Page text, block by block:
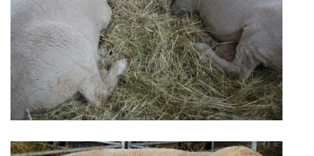
CHOV NUTRIÍ
EKOLOGICKÉ ZEMĚDĚLSTVÍ
PŘEDNÁŠKY
ZPRACOVÁNÍ MLÉKA